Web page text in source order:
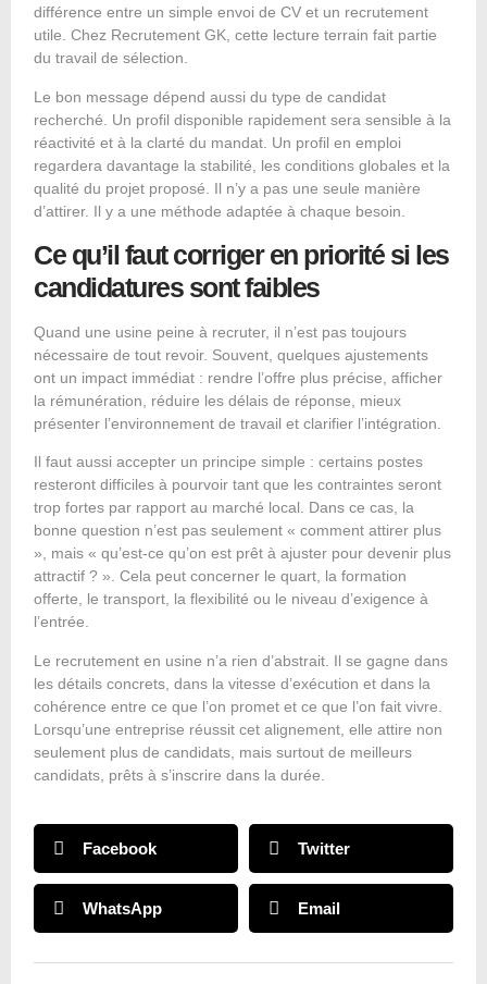
différence entre un simple envoi de CV et un recrutement
utile. Chez Recrutement GK, cette lecture terrain fait partie
du travail de sélection.
Le bon message dépend aussi du type de candidat
recherché. Un profil disponible rapidement sera sensible à la
réactivité et à la clarté du mandat. Un profil en emploi
regardera davantage la stabilité, les conditions globales et la
qualité du projet proposé. Il n’y a pas une seule manière
d’attirer. Il y a une méthode adaptée à chaque besoin.
Ce qu’il faut corriger en priorité si les
candidatures sont faibles
Quand une usine peine à recruter, il n’est pas toujours
nécessaire de tout revoir. Souvent, quelques ajustements
ont un impact immédiat : rendre l’offre plus précise, afficher
la rémunération, réduire les délais de réponse, mieux
présenter l’environnement de travail et clarifier l’intégration.
Il faut aussi accepter un principe simple : certains postes
resteront difficiles à pourvoir tant que les contraintes seront
trop fortes par rapport au marché local. Dans ce cas, la
bonne question n’est pas seulement « comment attirer plus
», mais « qu’est-ce qu’on est prêt à ajuster pour devenir plus
attractif ? ». Cela peut concerner le quart, la formation
offerte, le transport, la flexibilité ou le niveau d’exigence à
l’entrée.
Le recrutement en usine n’a rien d’abstrait. Il se gagne dans
les détails concrets, dans la vitesse d’exécution et dans la
cohérence entre ce que l’on promet et ce que l’on fait vivre.
Lorsqu’une entreprise réussit cet alignement, elle attire non
seulement plus de candidats, mais surtout de meilleurs
candidats, prêts à s’inscrire dans la durée.
Facebook Twitter
WhatsApp Email